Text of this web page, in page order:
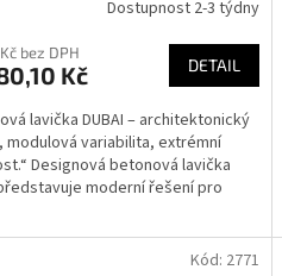
Dostupnost 2-3 týdny
bez DPH
Kč DETAIL
lavička DUBAI – architektonický
modulová variabilita, extrémní
Designová betonová lavička
moderní řešení pro
Kód: 2771